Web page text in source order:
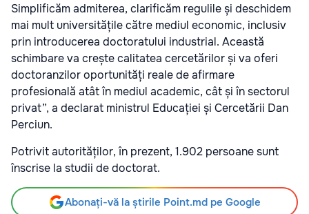
Simplificăm admiterea, clarificăm regulile și deschidem
mai mult universitățile către mediul economic, inclusiv
prin introducerea doctoratului industrial. Această
schimbare va crește calitatea cercetărilor și va oferi
doctoranzilor oportunități reale de afirmare
profesională atât în mediul academic, cât și în sectorul
privat”, a declarat ministrul Educației și Cercetării Dan
Perciun.
Potrivit autorităților, în prezent, 1.902 persoane sunt
înscrise la studii de doctorat.
Abonați-vă la știrile Point.md pe Google